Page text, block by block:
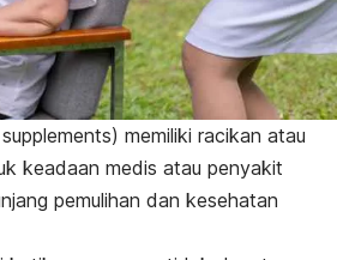
) memiliki racikan atau
keadaan medis atau penyakit
pemulihan dan kesehatan